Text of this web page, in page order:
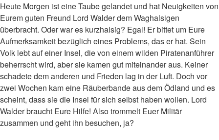
Heute Morgen ist eine Taube gelandet und hat Neuigkeiten von
Eurem guten Freund Lord Walder dem Waghalsigen
überbracht. Oder war es kurzhalsig? Egal! Er bittet um Eure
Aufmerksamkeit bezüglich eines Problems, das er hat. Sein
Volk lebt auf einer Insel, die von einem wilden Piratenanführer
beherrscht wird, aber sie kamen gut miteinander aus. Keiner
schadete dem anderen und Frieden lag in der Luft. Doch vor
zwei Wochen kam eine Räuberbande aus dem Ödland und es
scheint, dass sie die Insel für sich selbst haben wollen. Lord
Walder braucht Eure Hilfe! Also trommelt Euer Militär
zusammen und geht ihn besuchen, ja?